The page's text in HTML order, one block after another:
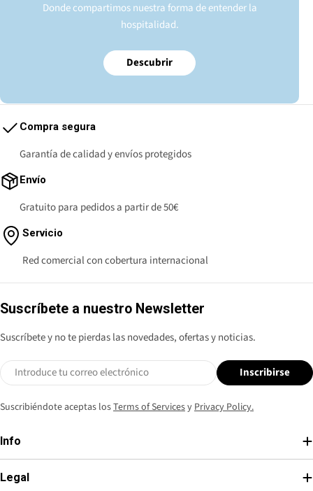
Donde compartimos nuestra forma de entender la
hospitalidad.
Descubrir
Compra segura
Garantía de calidad y envíos protegidos
Envío
Gratuito para pedidos a partir de 50€
Servicio
Red comercial con cobertura internacional
Suscríbete a nuestro Newsletter
Suscríbete y no te pierdas las novedades, ofertas y noticias.
Correo
electrónico
Inscribirse
Suscribiéndote aceptas losTerms of ServicesyPrivacy Policy.
Info
Legal